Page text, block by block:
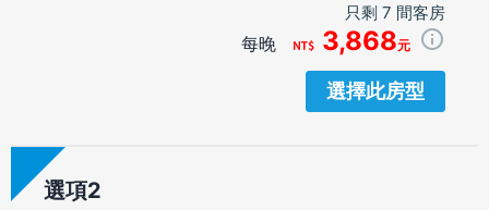
只剩 7 間客房
每晚 3,868元
選擇此房型
選項